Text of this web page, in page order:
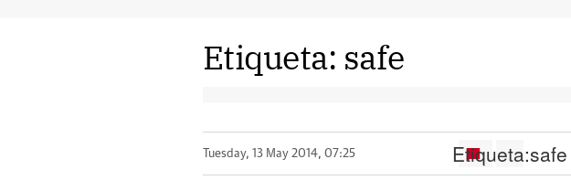
Etiqueta: safe
Tuesday, 13 May 2014, 07:25 Etiqueta:safe